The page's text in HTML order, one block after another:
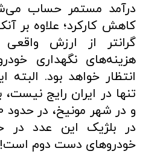
درآمد مستمر حساب
کاهش کارکرد؛ علاوه بر
گرانتر از ارزش
هزینه‌های نگهداری
انتظار خواهد بود. البته
تنها در ایران رایج
خودروهای دست دوم است!